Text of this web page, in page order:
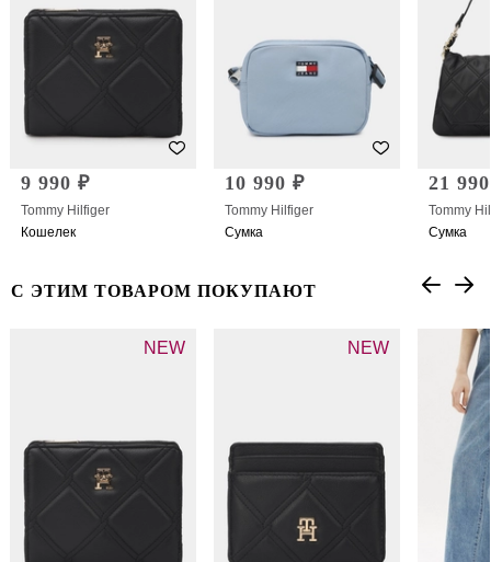
9 990 ₽
Tommy Hilfiger
Кошелек
10 990 ₽
Tommy Hilfiger
Сумка
21
Tommy
Сумка
С ЭТИМ ТОВАРОМ ПОКУПАЮТ
NEW NEW